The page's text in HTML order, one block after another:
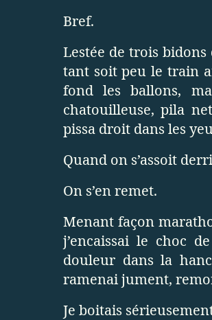
Bref.
Lestée de trois
tant soit peu le train
fond les ballons,
chatouilleuse, pila
pissa droit dans les
Quand on s’assoit
On s’en remet.
Menant façon
j’encaissai le choc
douleur dans la
ramenai jument,
Je boitais